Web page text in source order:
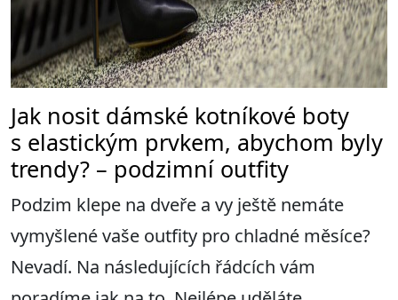
Jak nosit dámské kotníkové boty
s elastickým prvkem, abychom byly
trendy? – podzimní outfity
Podzim klepe na dveře a vy ještě nemáte
vymyšlené vaše outfity pro chladné měsíce?
Nevadí. Na následujících řádcích vám